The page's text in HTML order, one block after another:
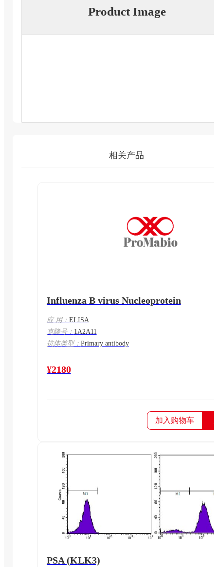
Product Image
相关产品
Influenza B virus Nucleoprotein
应 用： ELISA
克隆号： 1A2A11
抗体类型： Primary antibody
¥2180
加入购物车
PSA (KLK3)